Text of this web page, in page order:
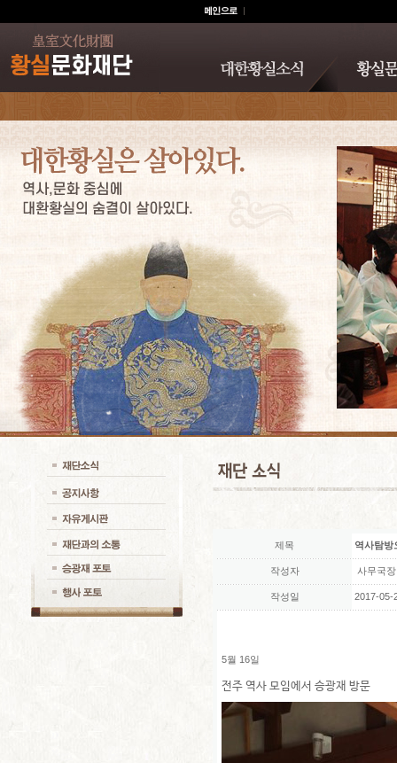
제목 역사탐방
작성자 사무국장
작성일 2017-05-
5월 16일
전주 역사 모임에서 승광재 방문